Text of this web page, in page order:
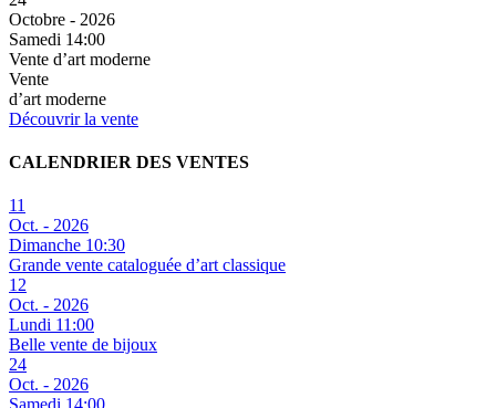
Octobre - 2026
Samedi 14:00
Vente d’art moderne
Vente
d’art moderne
Découvrir la vente
CALENDRIER DES VENTES
11
Oct. - 2026
Dimanche 10:30
Grande vente cataloguée d’art classique
12
Oct. - 2026
Lundi 11:00
Belle vente de bijoux
24
Oct. - 2026
Samedi 14:00